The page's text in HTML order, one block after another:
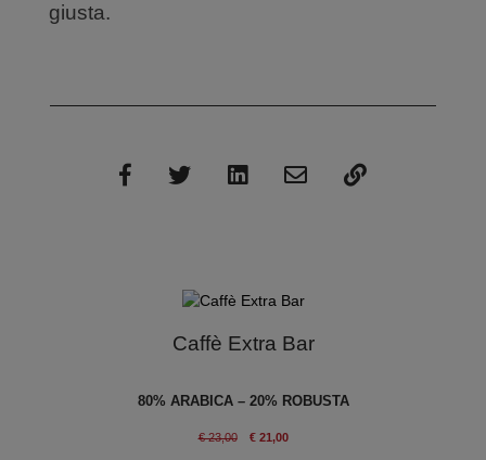
giusta.
Caffè Extra Bar
80% ARABICA – 20% ROBUSTA
€ 23,00 € 21,00